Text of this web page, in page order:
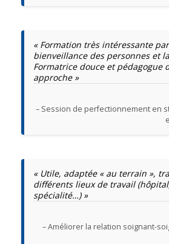
« Formation très intéressante
bienveillance des personnes et
Formatrice douce et pédagogue
approche »
– Session de perfectionnement en
« Utile, adaptée « au terrain »,
différents lieux de travail
spécialité…) »
– Améliorer la relation soignant-